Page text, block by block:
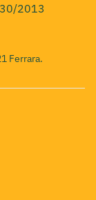
2013
Ferrara.